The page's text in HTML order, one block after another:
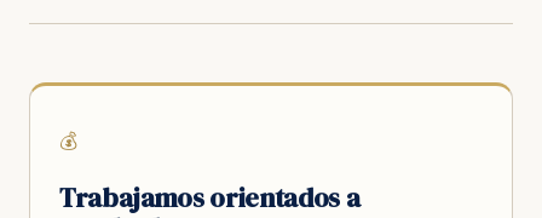
💰
Trabajamos orientados a